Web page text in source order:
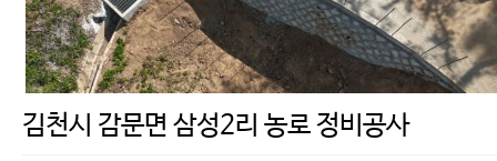
김천시 감문면 삼성2리 농로 정비공사